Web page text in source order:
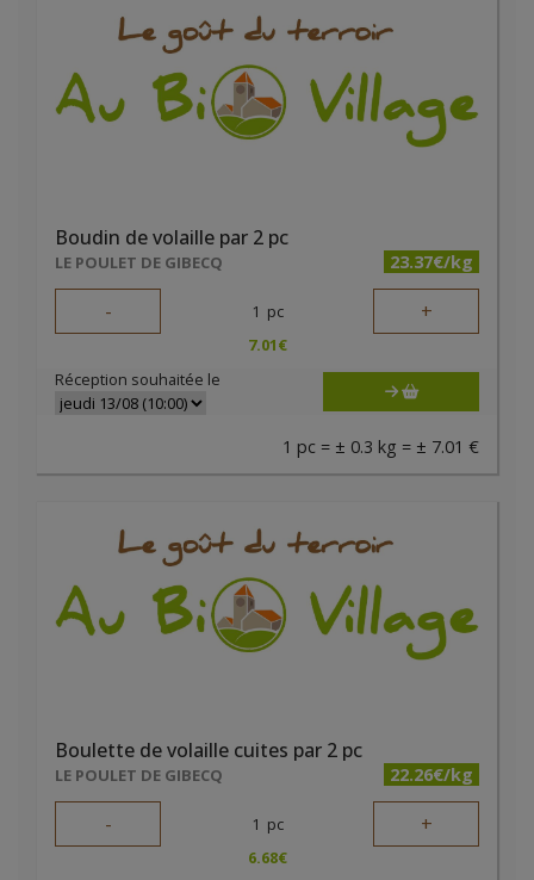
Boudin de volaille par 2 pc
LE POULET DE GIBECQ 23.37€/kg
- 1 pc +
7.01€
Réception souhaitée le
1 pc = ± 0.3 kg = ± 7.01 €
Boulette de volaille cuites par 2 pc
LE POULET DE GIBECQ 22.26€/kg
- 1 pc +
6.68€